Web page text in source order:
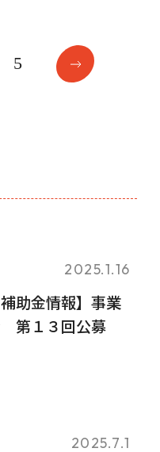
5
2025.1.16
補助金情報】事業
第１３回公募
2025.7.1